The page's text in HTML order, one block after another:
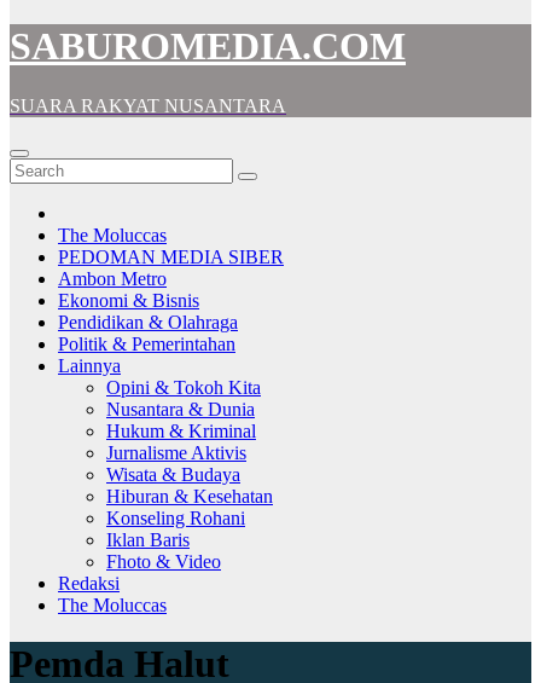
SABUROMEDIA.COM
SUARA RAKYAT NUSANTARA
The Moluccas
PEDOMAN MEDIA SIBER
Ambon Metro
Ekonomi & Bisnis
Pendidikan & Olahraga
Politik & Pemerintahan
Lainnya
Opini & Tokoh Kita
Nusantara & Dunia
Hukum & Kriminal
Jurnalisme Aktivis
Wisata & Budaya
Hiburan & Kesehatan
Konseling Rohani
Iklan Baris
Fhoto & Video
Redaksi
The Moluccas
Pemda Halut